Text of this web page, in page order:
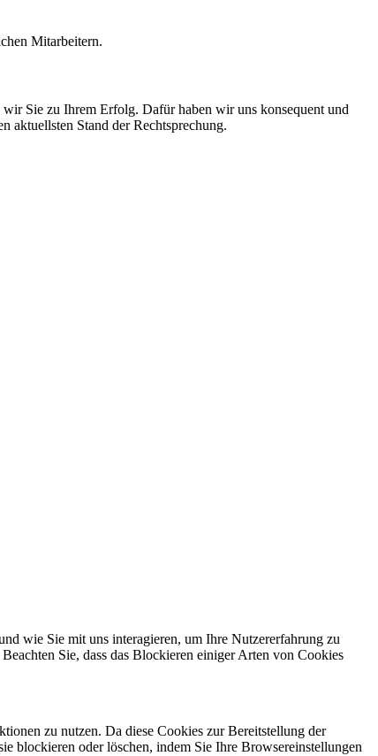
Mitarbeitern.
Sie zu Ihrem Erfolg. Dafür haben wir uns konsequent und
aktuellsten Stand der Rechtsprechung.
wie Sie mit uns interagieren, um Ihre Nutzererfahrung zu
Sie, dass das Blockieren einiger Arten von Cookies
zu nutzen. Da diese Cookies zur Bereitstellung der
blockieren oder löschen, indem Sie Ihre Browsereinstellungen